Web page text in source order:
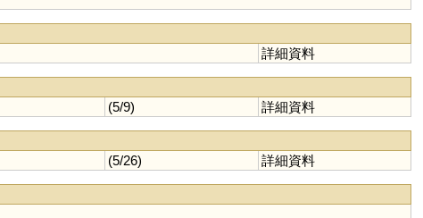
詳細資料
(5/9) 詳細資料
(5/26) 詳細資料